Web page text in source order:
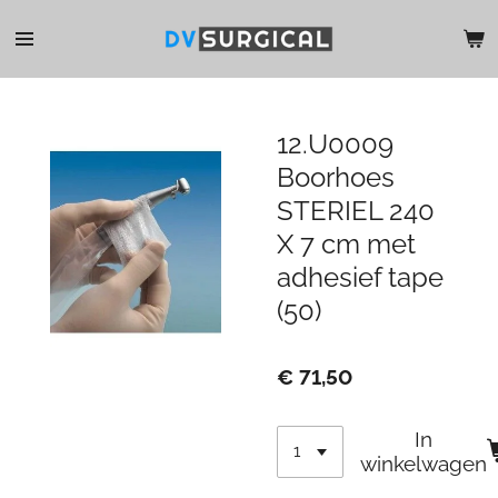
direct
12.U0009
Boorhoes
STERIEL 240
X 7 cm met
adhesief tape
(50)
€ 71,50
In
winkelwagen